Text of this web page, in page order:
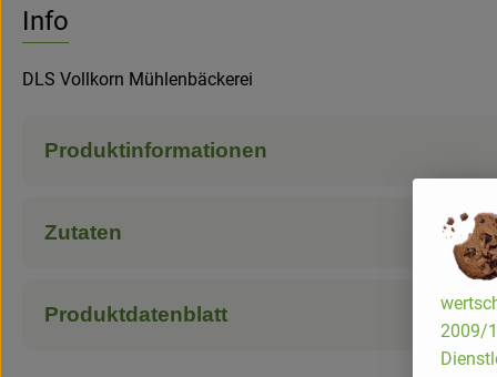
Info
DLS Vollkorn Mühlenbäckerei
Produktinformationen
Zutaten
Produktdatenblatt
2009/